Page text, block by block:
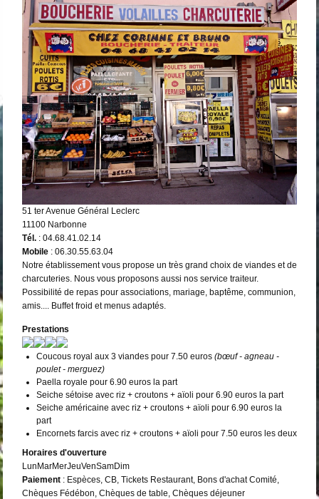
51 ter Avenue Général Leclerc
11100 Narbonne
Tél. : 04.68.41.02.14
Mobile : 06.30.55.63.04
Notre établissement vous propose un très grand choix de viandes et de
charcuteries. Nous vous proposons aussi nos service traiteur.
Possibilité de repas pour associations, mariage, baptême, communion,
amis.... Buffet froid et menus adaptés.
Prestations
Coucous royal aux 3 viandes pour 7.50 euros (bœuf - agneau -
poulet - merguez)
Paella royale pour 6.90 euros la part
Seiche sétoise avec riz + croutons + aïoli pour 6.90 euros la part
Seiche américaine avec riz + croutons + aïoli pour 6.90 euros la
part
Encornets farcis avec riz + croutons + aïoli pour 7.50 euros les deux
Horaires d'ouverture
LunMarMerJeuVenSamDim
Paiement : Espèces, CB, Tickets Restaurant, Bons d'achat Comité,
Chèques Fédébon, Chèques de table, Chèques déjeuner